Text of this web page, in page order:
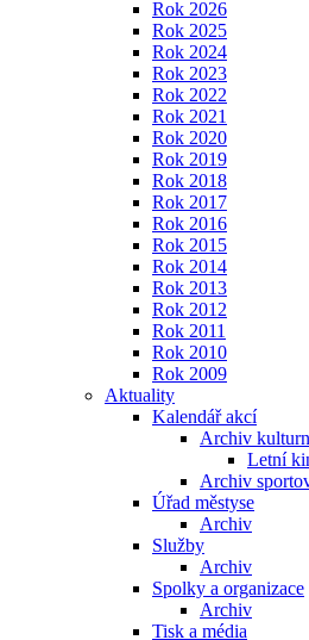
Rok 2026
Rok 2025
Rok 2024
Rok 2023
Rok 2022
Rok 2021
Rok 2020
Rok 2019
Rok 2018
Rok 2017
Rok 2016
Rok 2015
Rok 2014
Rok 2013
Rok 2012
Rok 2011
Rok 2010
Rok 2009
Aktuality
Kalendář akcí
Archiv
Letní
Archiv
Úřad městyse
Archiv
Služby
Archiv
Spolky a organizace
Archiv
Tisk a média